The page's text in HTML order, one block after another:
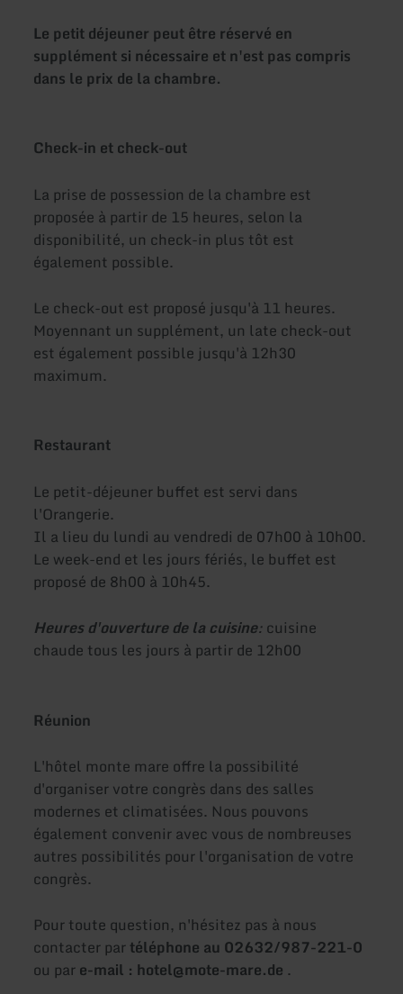
Le petit déjeuner peut être réservé en
supplément si nécessaire et n'est pas compris
dans le prix de la chambre.
Check-in et check-out
La prise de possession de la chambre est
proposée à partir de 15 heures, selon la
disponibilité, un check-in plus tôt est
également possible.
Le check-out est proposé jusqu'à 11 heures.
Moyennant un supplément, un late check-out
est également possible jusqu'à 12h30
maximum.
Restaurant
Le petit-déjeuner buffet est servi dans
l'Orangerie.
Il a lieu du lundi au vendredi de 07h00 à 10h00.
Le week-end et les jours fériés, le buffet est
proposé de 8h00 à 10h45.
Heures d'ouverture de la cuisine:cuisine
chaude tous les jours à partir de 12h00
Réunion
L'hôtel monte mare offre la possibilité
d'organiser votre congrès dans des salles
modernes et climatisées. Nous pouvons
également convenir avec vous de nombreuses
autres possibilités pour l'organisation de votre
congrès.
Pour toute question, n'hésitez pas à nous
contacter partéléphone au 02632/987-221-0
ou pare-mail : hotel@mote-mare.de .